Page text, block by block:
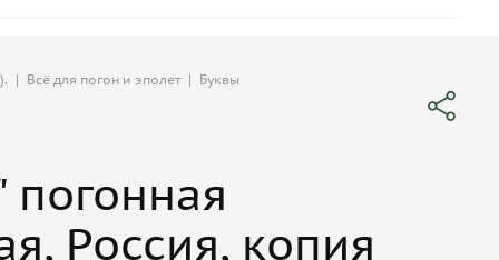
| Всё для погон и эполет | Буквы
погонная
Россия, копия